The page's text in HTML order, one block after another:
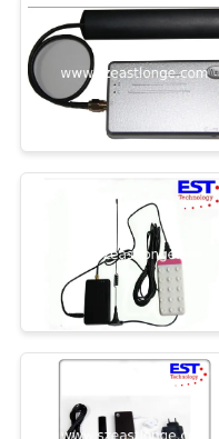
THAM
QUAN
NHÀ
CHẤT
LƯỢNG